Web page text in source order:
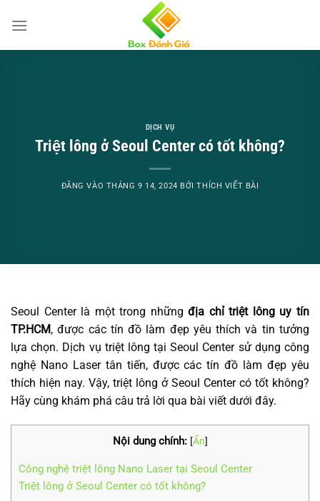
qua
DỊCH VỤ
Triệt lông ở Seoul Center có tốt không?
ĐĂNG VÀO THÁNG 9 14, 2024 BỞITHÍCH VIẾT BÀI
Seoul Center là một trong nhữngđịa chỉ triệt lông uy tín
TP.HCM, được các tín đồ làm đẹp yêu thích và tin tưởng
lựa chọn. Dịch vụ triệt lông tại Seoul Center sử dụng công
nghệ Nano Laser tân tiến, được các tín đồ làm đẹp yêu
thích hiện nay. Vậy, triệt lông ở Seoul Center có tốt không?
Hãy cùng khám phá câu trả lời qua bài viết dưới đây.
Nội dung chính: [Ẩn]
Công nghệ triệt lông Nano Laser tại Seoul Center
Triệt lông ở Seoul Center có tốt không?